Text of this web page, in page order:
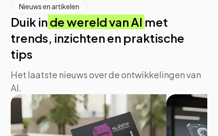
Nieuws en artikelen
Duik in de wereld van AI met
trends, inzichten en praktische
tips
Het laatste nieuws over de ontwikkelingen van
AI.